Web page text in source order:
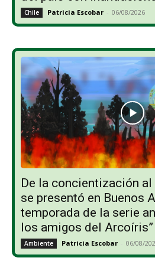
Chile Patricia Escobar - 06/08/2026
De la concientización
se presentó en Buenos
temporada de la serie
los amigos del Arcoíris”
Ambiente Patricia Escobar - 06/08/